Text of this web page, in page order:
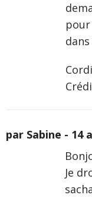
par Sabine - 14
Je